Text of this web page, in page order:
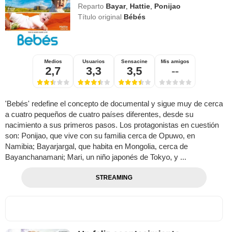
Reparto Bayar, Hattie Ponijao
Título original Bébés
Medios
2,7
Usuarios
3,3
Sensacine
3,5
Mis amigos
--
'Bebés' redefine el concepto de documental y sigue muy de cerca
a cuatro pequeños de cuatro países diferentes, desde su
nacimiento a sus primeros pasos. Los protagonistas en cuestión
son: Ponijao, que vive con su familia cerca de Opuwo, en
Namibia; Bayarjargal, que habita en Mongolia, cerca de
Bayanchanamani; Mari, un niño japonés de Tokyo, y ...
STREAMING